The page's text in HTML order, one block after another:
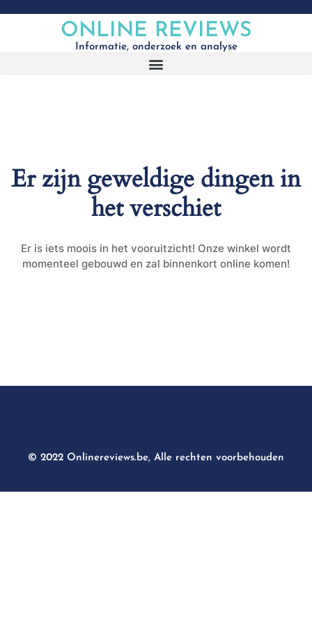
ONLINE REVIEWS
Informatie, onderzoek en analyse
Er zijn geweldige dingen in
het verschiet
Er is iets moois in het vooruitzicht! Onze winkel wordt
momenteel gebouwd en zal binnenkort online komen!
© 2022 Onlinereviews.be, Alle rechten voorbehouden